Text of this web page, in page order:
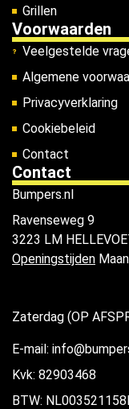
Grillen
Voorwaarden
Veelgestelde
Algemene
Privacyverklaring
Cookiebeleid
Contact
Contact
Bumpers.nl
Ravenseweg 9
3223 LM
Openingstijden
Zaterdag (OP
E-mail:
Kvk: 82903468
BTW: